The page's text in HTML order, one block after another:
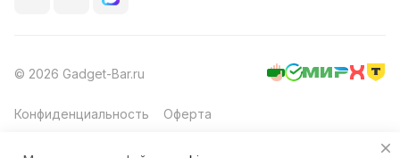
© 2026 Gadget-Bar.ru
Конфиденциальность Оферта